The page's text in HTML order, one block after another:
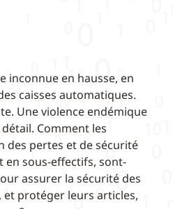
inconnue en hausse, en
caisses automatiques.
Une violence endémique
Comment les
des pertes et de sécurité
en sous-effectifs, sont-
assurer la sécurité des
et protéger leurs articles,